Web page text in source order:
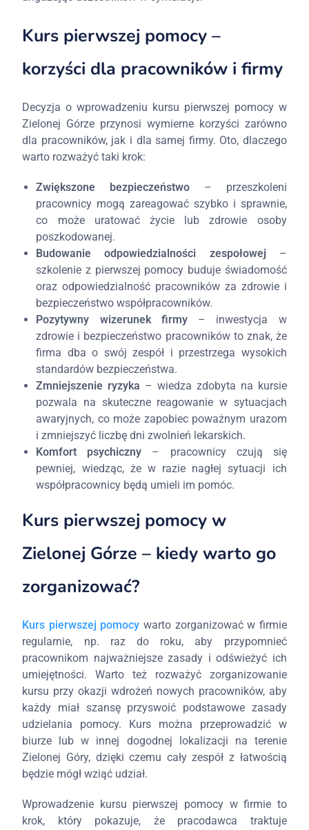
Kurs pierwszej pomocy –
korzyści dla pracowników i firmy
Decyzja o wprowadzeniu kursu pierwszej pomocy w
Zielonej Górze przynosi wymierne korzyści zarówno
dla pracowników, jak i dla samej firmy. Oto, dlaczego
warto rozważyć taki krok:
Zwiększone bezpieczeństwo – przeszkoleni
pracownicy mogą zareagować szybko i sprawnie,
co może uratować życie lub zdrowie osoby
poszkodowanej.
Budowanie odpowiedzialności zespołowej –
szkolenie z pierwszej pomocy buduje świadomość
oraz odpowiedzialność pracowników za zdrowie i
bezpieczeństwo współpracowników.
Pozytywny wizerunek firmy– inwestycja w
zdrowie i bezpieczeństwo pracowników to znak, że
firma dba o swój zespół i przestrzega wysokich
standardów bezpieczeństwa.
Zmniejszenie ryzyka – wiedza zdobyta na kursie
pozwala na skuteczne reagowanie w sytuacjach
awaryjnych, co może zapobiec poważnym urazom
i zmniejszyć liczbę dni zwolnień lekarskich.
Komfort psychiczny – pracownicy czują się
pewniej, wiedząc, że w razie nagłej sytuacji ich
współpracownicy będą umieli im pomóc.
Kurs pierwszej pomocy w
Zielonej Górze – kiedy warto go
zorganizować?
Kurs pierwszej pomocy warto zorganizować w firmie
regularnie, np. raz do roku, aby przypomnieć
pracownikom najważniejsze zasady i odświeżyć ich
umiejętności. Warto też rozważyć zorganizowanie
kursu przy okazji wdrożeń nowych pracowników, aby
każdy miał szansę przyswoić podstawowe zasady
udzielania pomocy. Kurs można przeprowadzić w
biurze lub w innej dogodnej lokalizacji na terenie
Zielonej Góry, dzięki czemu cały zespół z łatwością
będzie mógł wziąć udział.
Wprowadzenie kursu pierwszej pomocy w firmie to
krok, który pokazuje, że pracodawca traktuje